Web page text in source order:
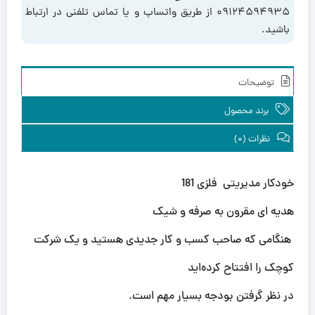
۰۹۱۲۴۵۹۴۹۳۵ از طریق واتساپ و یا تماس تلفنی در ارتباط
باشید.
توضیحات
برند محصول
نظرات (0)
خودکار مدیریتی فلزی 181
هدیه ای مقرون به صرفه و شیک
هنگامی که صاحب کسب‌ و کار جدیدی هستید و یک شرکت
کوچک را افتتاح کرده‌اید
در نظر گرفتن بودجه بسیار مهم است.